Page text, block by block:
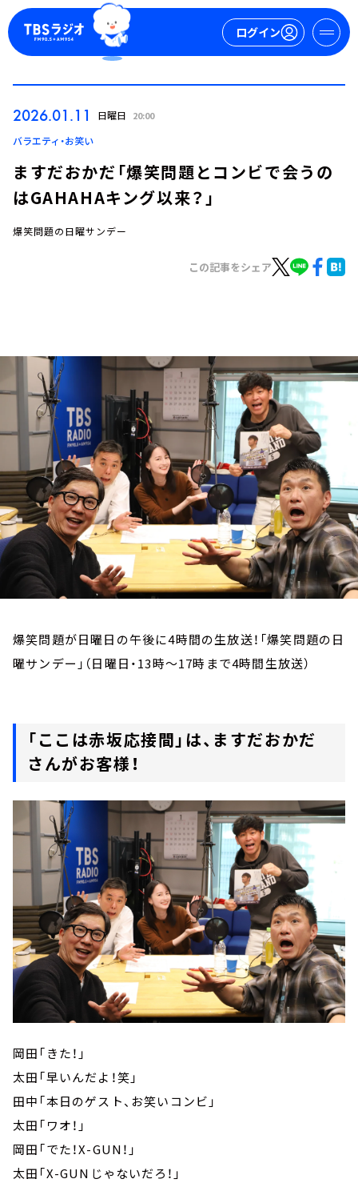
ログイン
ログイン
お知らせ
イベント・グッズ
YouTube
会社情報
2026.01.11 日曜日 20:00
バラエティ・お笑い
ますだおかだ「爆笑問題とコンビで会うの
はGAHAHAキング以来？」
爆笑問題の日曜サンデー
この記事をシェア
爆笑問題が日曜日の午後に4時間の生放送！「爆笑問題の日
曜サンデー」（日曜日・13時～17時まで4時間生放送）
「ここは赤坂応接間」は、ますだおかだ
さんがお客様！
岡田「きた！」
太田「早いんだよ！笑」
田中「本日のゲスト、お笑いコンビ」
太田「ワオ！」
岡田「でた！X-GUN！」
太田「X-GUNじゃないだろ！」